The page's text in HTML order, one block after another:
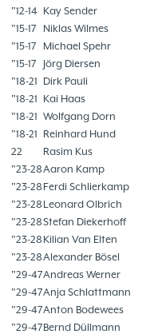
"12-14 Kay Sender
"15-17
Niklas Wilmes
"15-17
Michael Spehr
"15-17
Jörg Diersen
"18-21 Dirk Pauli
"18-21 Kai Haas
"18-21 Wolfgang Dorn
"18-21 Reinhard Hund
22
Rasim Kus
"23-28Aaron Kamp
"23-28Ferdi Schlierkamp
"23-28Leonard Olbrich
"23-28Stefan Diekerhoff
"23-28Kilian Van Elten
"23-28Alexander Bösel
"29-47Andreas Werner
"29-47Anja Schlattmann
"29-47Anton Bodewees
"29-47Bernd Düllmann